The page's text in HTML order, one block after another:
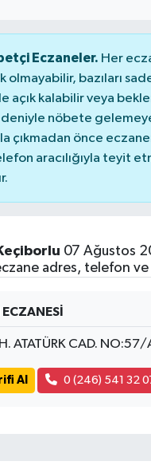
Eczaneler. Her
olmayabilir, bazıları
açık kalabilir veya
nöbete
çıkmadan önce
aracılığıyla teyit
07 Ağustos
adres, telefon ve
ECZANESİ
ATATÜRK CAD. NO:57/
Al 0 (246) 541 32